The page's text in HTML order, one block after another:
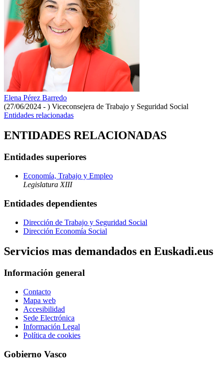
Elena Pérez Barredo
(27/06/2024 - ) Viceconsejera de Trabajo y Seguridad Social
Entidades relacionadas
ENTIDADES RELACIONADAS
Entidades superiores
Economía, Trabajo y Empleo
Legislatura XIII
Entidades dependientes
Dirección de Trabajo y Seguridad Social
Dirección Economía Social
Servicios mas demandados en Euskadi.eus
Información general
Contacto
Mapa web
Accesibilidad
Sede Electrónica
Información Legal
Política de cookies
Gobierno Vasco